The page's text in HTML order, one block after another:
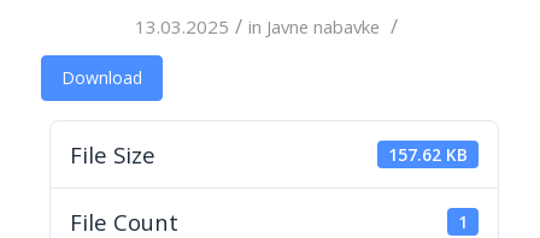
13.03.2025 / in Javne nabavke /
Download
File Size 157.62 KB
File Count 1